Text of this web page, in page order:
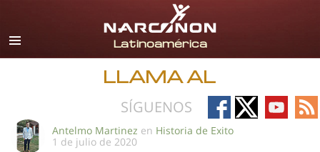
Español
Todas las Regiones/Idiomas
LLAMA AL
SÍGUENOS
Follow
on
Follow
on
Follow
on
on
Antelmo Martinez en Historia de Exito
1 de julio de 2020